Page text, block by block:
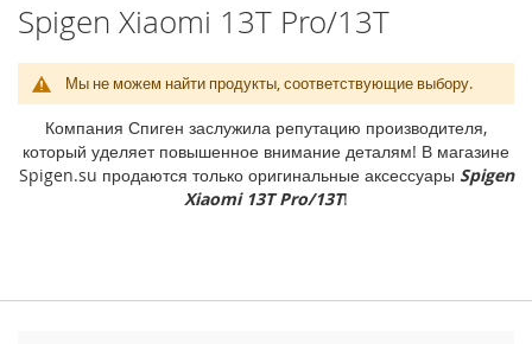
i
P
h
e
1
M
Spigen Xiaomi 13T Pro/13T
Мы не можем найти продукты, соответствующие выбору.
Компания Спиген заслужила репутацию производителя,
который уделяет повышенное внимание деталям! В магазине
Spigen.su продаются только оригинальные аксессуары Spigen
Xiaomi 13T Pro/13T!